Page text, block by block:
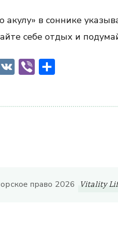
акулу» в соннике
себе отдых и
VKViber
право 2026 Vitality